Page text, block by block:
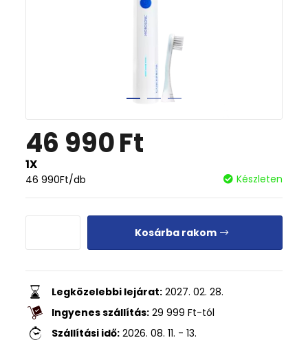
46 990Ft
1X
46 990Ft/db Készleten
Kosárba rakom
Legközelebbi lejárat: 2027. 02. 28.
Ingyenes szállítás: 29 999 Ft-tól
Szállítási idő: 2026. 08. 11. - 13.